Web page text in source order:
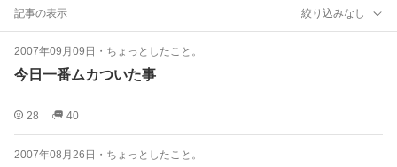
記事の表示 絞り込みなし
2007年09月09日 ・ ちょっとしたこと。
今日一番ムカついた事
28 40
2007年08月26日 ・ ちょっとしたこと。